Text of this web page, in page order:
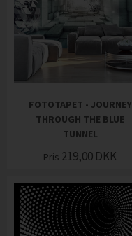
FOTOTAPET - JOURNEY
THROUGH THE BLUE
TUNNEL
Pris 219,00 DKK